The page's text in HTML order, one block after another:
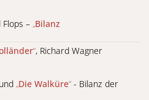
– „Bilanz
“, Richard Wagner
und „Die Walküre“ - Bilanz der